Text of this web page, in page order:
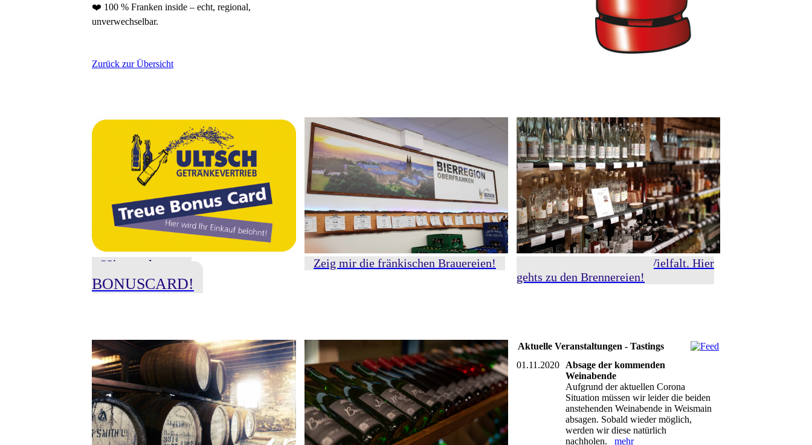
❤️ 100 % Franken inside – echt, regional,
unverwechselbar.
Zurück zur Übersicht
Hier gehts zur
BONUSCARD!
Zeig mir die fränkischen Brauereien!
Klare Spirituosen, große Vielfalt. Hier
gehts zu den Brennereien!
Aktuelle Veranstaltungen - Tastings
01.11.2020
Absage der kommenden
Weinabende
Aufgrund der aktuellen Corona
Situation müssen wir leider die beiden
anstehenden Weinabende in Weismain
absagen. Sobald wieder möglich,
werden wir diese natürlich
nachholen. mehr